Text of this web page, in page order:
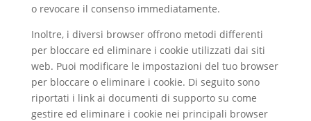
o revocare il consenso immediatamente.
Inoltre, i diversi browser offrono metodi differenti
per bloccare ed eliminare i cookie utilizzati dai siti
web. Puoi modificare le impostazioni del tuo browser
per bloccare o eliminare i cookie. Di seguito sono
riportati i link ai documenti di supporto su come
gestire ed eliminare i cookie nei principali browser